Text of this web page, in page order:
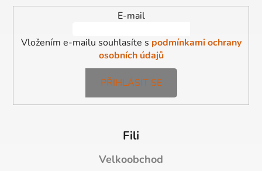
E-mail
Vložením e-mailu souhlasíte s podmínkami ochrany
osobních údajů
PŘIHLÁSIT SE
Fili
Velkoobchod